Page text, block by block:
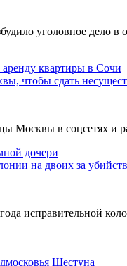
уголовное
чтобы сдать
в соцсетях и
на двоих за
исправительной
Шестуна